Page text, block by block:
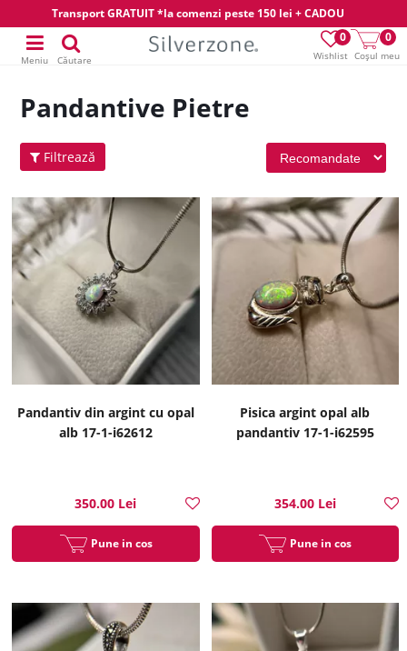
Transport GRATUIT *la comenzi peste 150 lei + CADOU
Wishlist
0
Coșul meu
0
Meniu Căutare
Pandantive Pietre
Filtrează
Pandantiv din argint cu opal
alb 17-1-i62612
350.00 Lei
Pune in cos
Pisica argint opal alb
pandantiv 17-1-i62595
354.00 Lei
Pune in cos